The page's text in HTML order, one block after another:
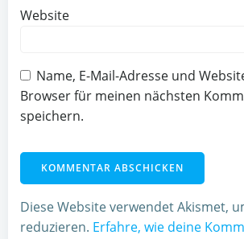
Website
Name, E-Mail-Adresse und
Browser für meinen nächsten
speichern.
Diese Website verwendet Akismet,
reduzieren. Erfahre, wie deine